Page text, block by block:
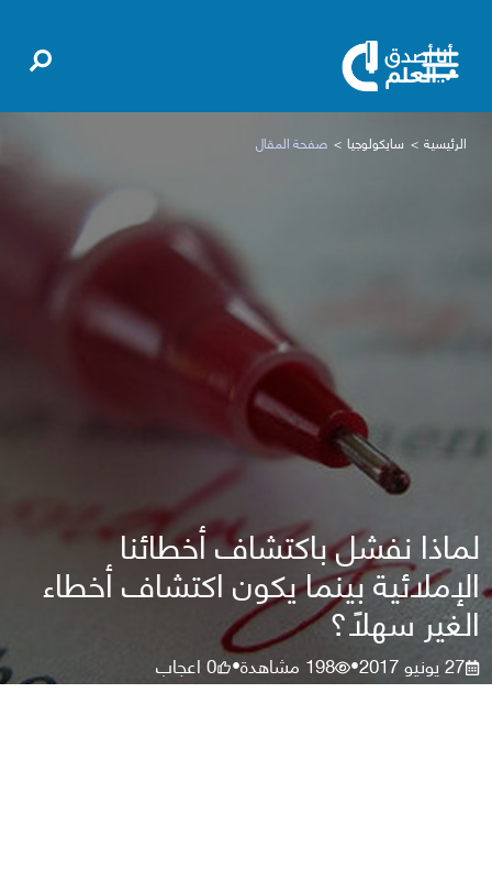
الرئيسية سايكولوجيا صفحة المقال
لماذا نفشل باكتشاف أخطائنا
الإملائية بينما يكون اكتشاف أخطاء
الغير سهلًا؟
27 يونيو 2017 •
198 مشاهدة•
0اعجاب